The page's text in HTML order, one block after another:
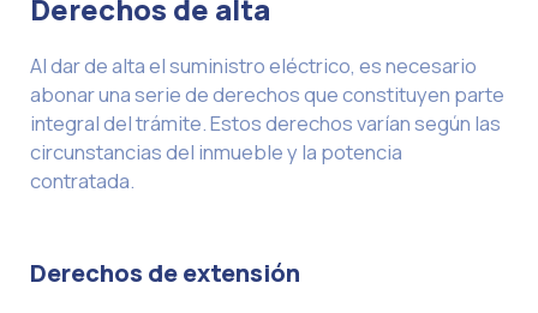
Derechos de alta
Al dar de alta el suministro eléctrico, es necesario
abonar una serie de derechos que constituyen parte
integral del trámite. Estos derechos varían según las
circunstancias del inmueble y la potencia
contratada.
Derechos de extensión